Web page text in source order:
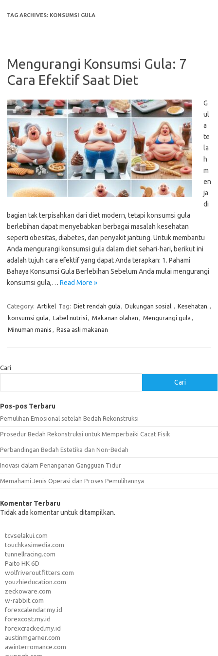
TAG ARCHIVES: KONSUMSI GULA
Mengurangi Konsumsi Gula: 7
Cara Efektif Saat Diet
G
ul
a
te
la
h
m
en
ja
di
bagian tak terpisahkan dari diet modern, tetapi konsumsi gula
berlebihan dapat menyebabkan berbagai masalah kesehatan
seperti obesitas, diabetes, dan penyakit jantung. Untuk membantu
Anda mengurangi konsumsi gula dalam diet sehari-hari, berikut ini
adalah tujuh cara efektif yang dapat Anda terapkan: 1. Pahami
Bahaya Konsumsi Gula Berlebihan Sebelum Anda mulai mengurangi
konsumsi gula,… Read More »
Category: Artikel Tag: Diet rendah gula , Dukungan sosial. , Kesehatan. ,
konsumsi gula , Label nutrisi , Makanan olahan , Mengurangi gula ,
Minuman manis , Rasa asli makanan
Cari
Cari
Pos-pos Terbaru
Pemulihan Emosional setelah Bedah Rekonstruksi
Prosedur Bedah Rekonstruksi untuk Memperbaiki Cacat Fisik
Perbandingan Bedah Estetika dan Non-Bedah
Inovasi dalam Penanganan Gangguan Tidur
Memahami Jenis Operasi dan Proses Pemulihannya
Komentar Terbaru
Tidak ada komentar untuk ditampilkan.
tcvselakui.com
touchkasimedia.com
tunnellracing.com
Paito HK 6D
wolfriveroutfitters.com
youzhieducation.com
zeckoware.com
w-rabbit.com
forexcalendar.my.id
forexcost.my.id
forexcracked.my.id
austinmgarner.com
awinterromance.com